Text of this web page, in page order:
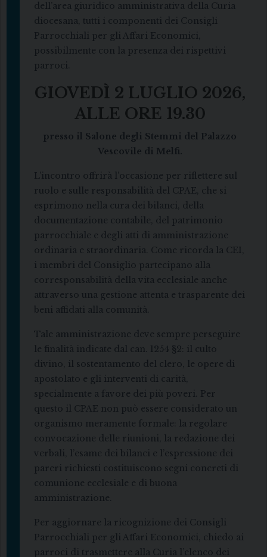
dell’area giuridico amministrativa della Curia
diocesana, tutti i componenti dei Consigli
Parrocchiali per gli Affari Economici,
possibilmente con la presenza dei rispettivi
parroci.
GIOVEDÌ 2 LUGLIO 2026,
ALLE ORE 19.30
presso il Salone degli Stemmi del Palazzo
Vescovile di Melfi.
L’incontro offrirà l’occasione per riflettere sul
ruolo e sulle responsabilità del CPAE, che si
esprimono nella cura dei bilanci, della
documentazione contabile, del patrimonio
parrocchiale e degli atti di amministrazione
ordinaria e straordinaria. Come ricorda la CEI,
i membri del Consiglio partecipano alla
corresponsabilità della vita ecclesiale anche
attraverso una gestione attenta e trasparente dei
beni affidati alla comunità.
Tale amministrazione deve sempre perseguire
le finalità indicate dal can. 1254 §2: il culto
divino, il sostentamento del clero, le opere di
apostolato e gli interventi di carità,
specialmente a favore dei più poveri. Per
questo il CPAE non può essere considerato un
organismo meramente formale: la regolare
convocazione delle riunioni, la redazione dei
verbali, l’esame dei bilanci e l’espressione dei
pareri richiesti costituiscono segni concreti di
comunione ecclesiale e di buona
amministrazione.
Per aggiornare la ricognizione dei Consigli
Parrocchiali per gli Affari Economici, chiedo ai
parroci di trasmettere alla Curia l’elenco dei